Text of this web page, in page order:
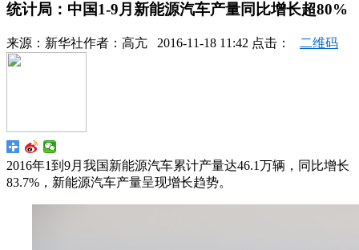
统计局：中国1-9月新能源汽车产量同比增长超80%
来源： 新华社作者： 高亢 2016-11-18 11:42 点击： 二维码
2016年1到9月我国新能源汽车累计产量达46.1万辆，同比增长
83.7%，新能源汽车产量呈现增长趋势。